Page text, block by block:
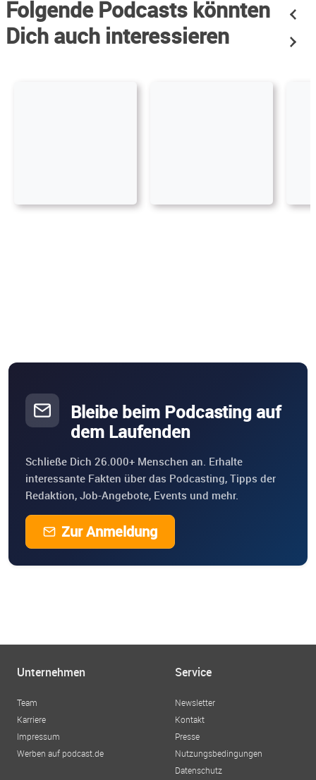
Folgende Podcasts könnten
Dich auch interessieren
Bleibe beim Podcasting auf
dem Laufenden
Schließe Dich 26.000+ Menschen an. Erhalte
interessante Fakten über das Podcasting, Tipps der
Redaktion, Job-Angebote, Events und mehr.
Zur Anmeldung
Unternehmen
Team
Karriere
Impressum
Werben auf podcast.de
Service
Newsletter
Kontakt
Presse
Nutzungsbedingungen
Datenschutz